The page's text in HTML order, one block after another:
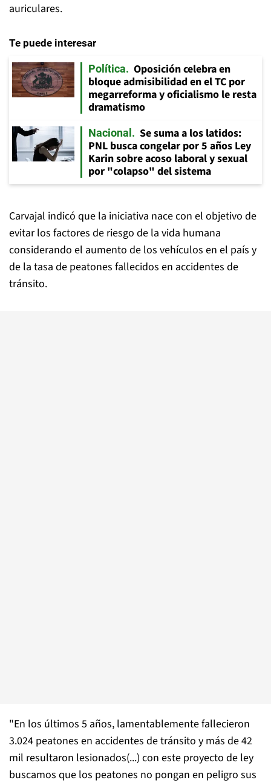
auriculares.
Te puede interesar
Política
Oposición celebra en
bloque admisibilidad en el TC por
megarreforma y oficialismo le resta
dramatismo
Nacional
Se suma a los latidos:
PNL busca congelar por 5 años Ley
Karin sobre acoso laboral y sexual
por "colapso" del sistema
Carvajal indicó que la iniciativa nace con el objetivo de
evitar los factores de riesgo de la vida humana
considerando el aumento de los vehículos en el país y
de la tasa de peatones fallecidos en accidentes de
tránsito.
"En los últimos 5 años, lamentablemente fallecieron
3.024 peatones en accidentes de tránsito y más de 42
mil resultaron lesionados(...) con este proyecto de ley
buscamos que los peatones no pongan en peligro sus